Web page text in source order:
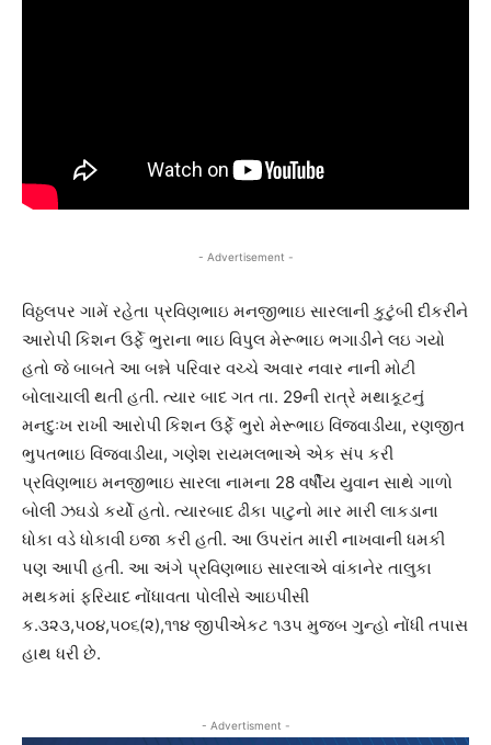
- Advertisement -
વિઠ્ઠલપર ગામેં રહેતા પ્રવિણભાઇ મનજીભાઇ સારલાની કુટુંબી દીકરીને
આરોપી કિશન ઉર્ફે ભુરાના ભાઇ વિપુલ મેરૂભાઇ ભગાડીને લઇ ગયો
હતો જે બાબતે આ બન્ને પરિવાર વચ્ચે અવાર નવાર નાની મોટી
બોલાચાલી થતી હતી. ત્યાર બાદ ગત તા. 29ની રાત્રે મથાકૂટનું
મનદુઃખ રાખી આરોપી કિશન ઉર્ફે ભુરો મેરૂભાઇ વિંજવાડીયા, રણજીત
ભુપતભાઇ વિંજવાડીયા, ગણેશ રાયમલભાએ એક સંપ કરી
પ્રવિણભાઇ મનજીભાઇ સારલા નામના 28 વર્ષીય યુવાન સાથે ગાળો
બોલી ઝઘડો કર્યો હતો. ત્યારબાદ ઢીકા પાટુનો માર મારી લાકડાના
ધોકા વડે ધોકાવી ઇજા કરી હતી. આ ઉપરાંત મારી નાખવાની ધમકી
પણ આપી હતી. આ અંગે પ્રવિણભાઇ સારલાએ વાંકાનેર તાલુકા
મથકમાં ફરિયાદ નોંધાવતા પોલીસે આઇપીસી
ક.૩૨૩,૫૦૪,૫૦૬(૨),૧૧૪ જીપીએકટ ૧૩૫ મુજબ ગુન્હો નોંધી તપાસ
હાથ ધરી છે.
- Advertisment -